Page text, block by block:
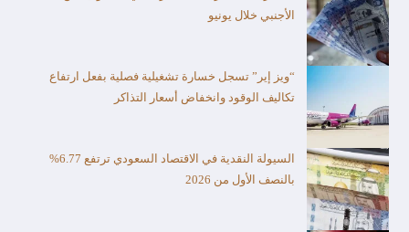
الأجنبي خلال يونيو
“ويز إير” تسجل خسارة تشغيلية فصلية بفعل ارتفاع
تكاليف الوقود وانخفاض أسعار التذاكر
السيولة النقدية في الاقتصاد السعودي ترتفع 6.77%
بالنصف الأول من 2026